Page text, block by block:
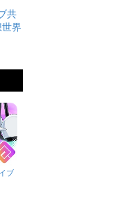
共
界
ブ